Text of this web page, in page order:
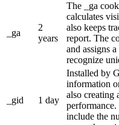
_ga
2
years
The _ga
calculates
also keeps
report. The
and assigns
recognize
_gid 1 day
Installed by
information
also creating
performance.
include the